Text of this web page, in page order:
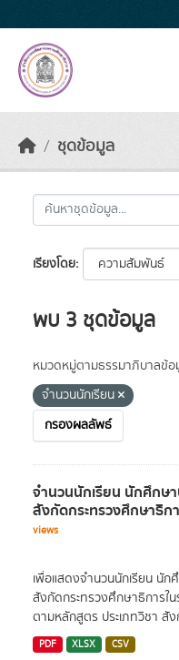
ชุดข้อมูล
เรียงโดย
พบ 3 ชุดข้อมูล
หมวดหมู่ตามธรรมาภิบาลข้อ
จำนวนนักเรียน
กรองผลลัพธ์
จำนวนนักเรียน นักศึกษ
สังกัดกระทรวงศึกษาธิก
views
เพื่อแสดงจำนวนนักเรียน นัก
สังกัดกระทรวงศึกษาธิการใน
ตามหลักสูตร ประเภทวิชา สั
PDF XLSX CSV